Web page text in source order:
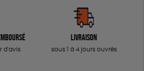
d'avis
Livraison
sous 1 à 4 jours ouvrés